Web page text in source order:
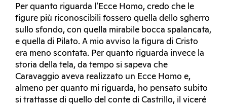
Per quanto riguarda l’Ecce Homo, credo che le
figure più riconoscibili fossero quella dello sgherro
sullo sfondo, con quella mirabile bocca spalancata,
e quella di Pilato. A mio avviso la figura di Cristo
era meno scontata. Per quanto riguarda invece la
storia della tela, da tempo si sapeva che
Caravaggio aveva realizzato un Ecce Homo e,
almeno per quanto mi riguarda, ho pensato subito
si trattasse di quello del conte di Castrillo, il viceré